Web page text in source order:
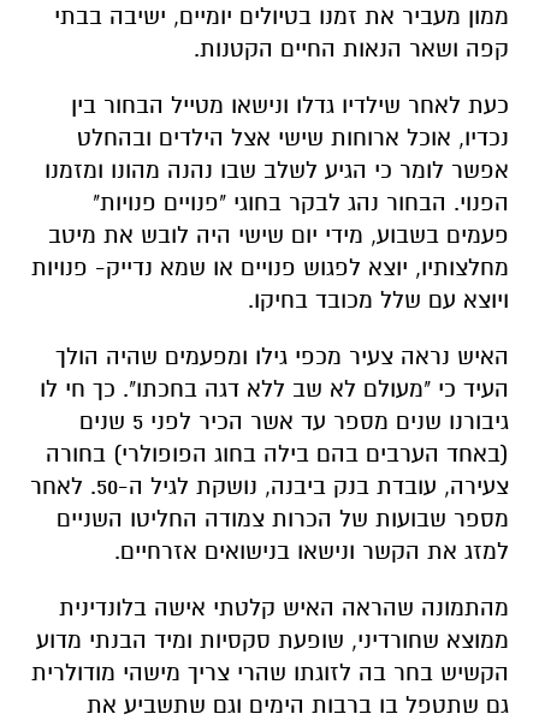
ממון מעביר את זמנו בטיולים יומיים, ישיבה בבתי
קפה ושאר הנאות החיים הקטנות.
כעת לאחר שילדיו גדלו ונישאו מטייל הבחור בין
נכדיו, אוכל ארוחות שישי אצל הילדים ובהחלט
אפשר לומר כי הגיע לשלב שבו נהנה מהונו ומזמנו
הפנוי. הבחור נהג לבקר בחוגי "פנויים פנויות"
פעמים בשבוע, מידי יום שישי היה לובש את מיטב
מחלצותיו, יוצא לפגוש פנויים או שמא נדייק- פנויות
ויוצא עם שלל מכובד בחיקו.
האיש נראה צעיר מכפי גילו ומפעמים שהיה הולך
העיד כי "מעולם לא שב ללא דגה בחכתו". כך חי לו
גיבורנו שנים מספר עד אשר הכיר לפני 5 שנים
(באחד הערבים בהם בילה בחוג הפופולרי) בחורה
צעירה, עובדת בנק ביבנה, נושקת לגיל ה-50. לאחר
מספר שבועות של הכרות צמודה החליטו השניים
למזג את הקשר ונישאו בנישואים אזרחיים.
מהתמונה שהראה האיש קלטתי אישה בלונדינית
ממוצא שחורדיני, שופעת סקסיות ומיד הבנתי מדוע
הקשיש בחר בה לזוגתו שהרי צריך מישהי מודולרית
גם שתטפל בו ברבות הימים וגם שתשביע את